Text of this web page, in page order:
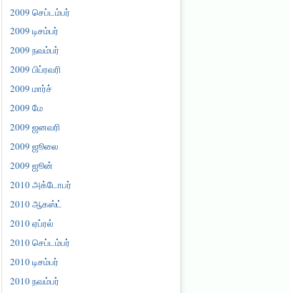
2009 செப்டம்பர்
2009 டிசம்பர்
2009 நவம்பர்
2009 பிப்ரவரி
2009 மார்ச்
2009 மே
2009 ஜனவரி
2009 ஜூலை
2009 ஜூன்
2010 அக்டோபர்
2010 ஆகஸ்ட்
2010 ஏப்ரல்
2010 செப்டம்பர்
2010 டிசம்பர்
2010 நவம்பர்